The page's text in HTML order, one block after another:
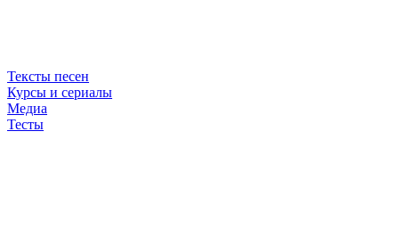
Тексты песен
Курсы и сериалы
Медиа
Тесты